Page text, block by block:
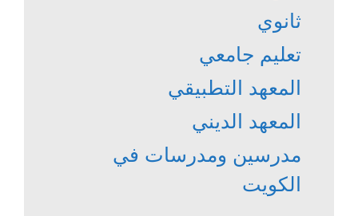
ثانوي
تعليم جامعي
المعهد التطبيقي
المعهد الديني
مدرسين ومدرسات في
الكويت